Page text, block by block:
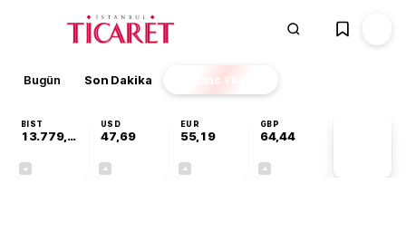
Bugün Son Dakika Finans EKSTRA
BIST
13.779,39
USD
47,69
EUR
55,19
GBP
64,44